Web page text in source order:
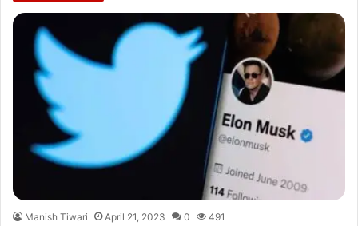
Manish Tiwari April 21, 2023 0 491